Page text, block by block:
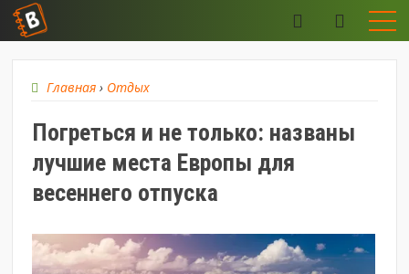
Главная › Отдых
Погреться и не только: названы
лучшие места Европы для
весеннего отпуска